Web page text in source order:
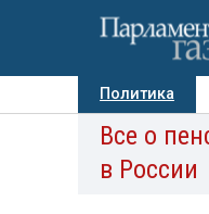
Политика
Авторы
Все о
в России